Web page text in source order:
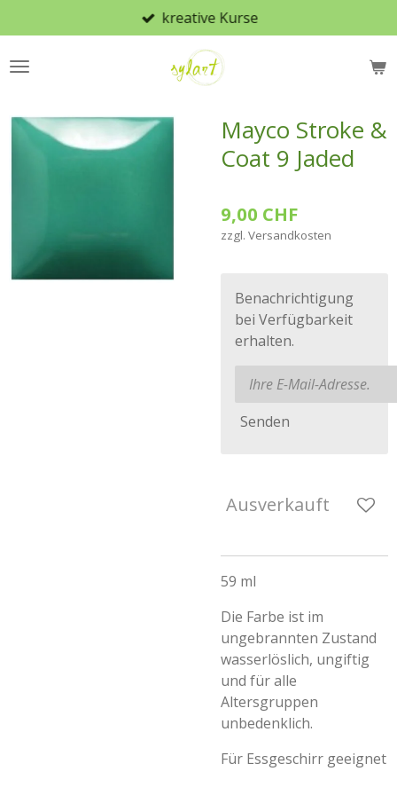
Hauptinhalt
springen
kreative Kurse
Mayco Stroke &
Coat 9 Jaded
9,00 CHF
zzgl. Versandkosten
Benachrichtigung
bei Verfügbarkeit
erhalten.
Senden
Ausverkauft
59 ml
Die Farbe ist im
ungebrannten Zustand
wasserlöslich, ungiftig
und für alle
Altersgruppen
unbedenklich.
Für Essgeschirr geeignet